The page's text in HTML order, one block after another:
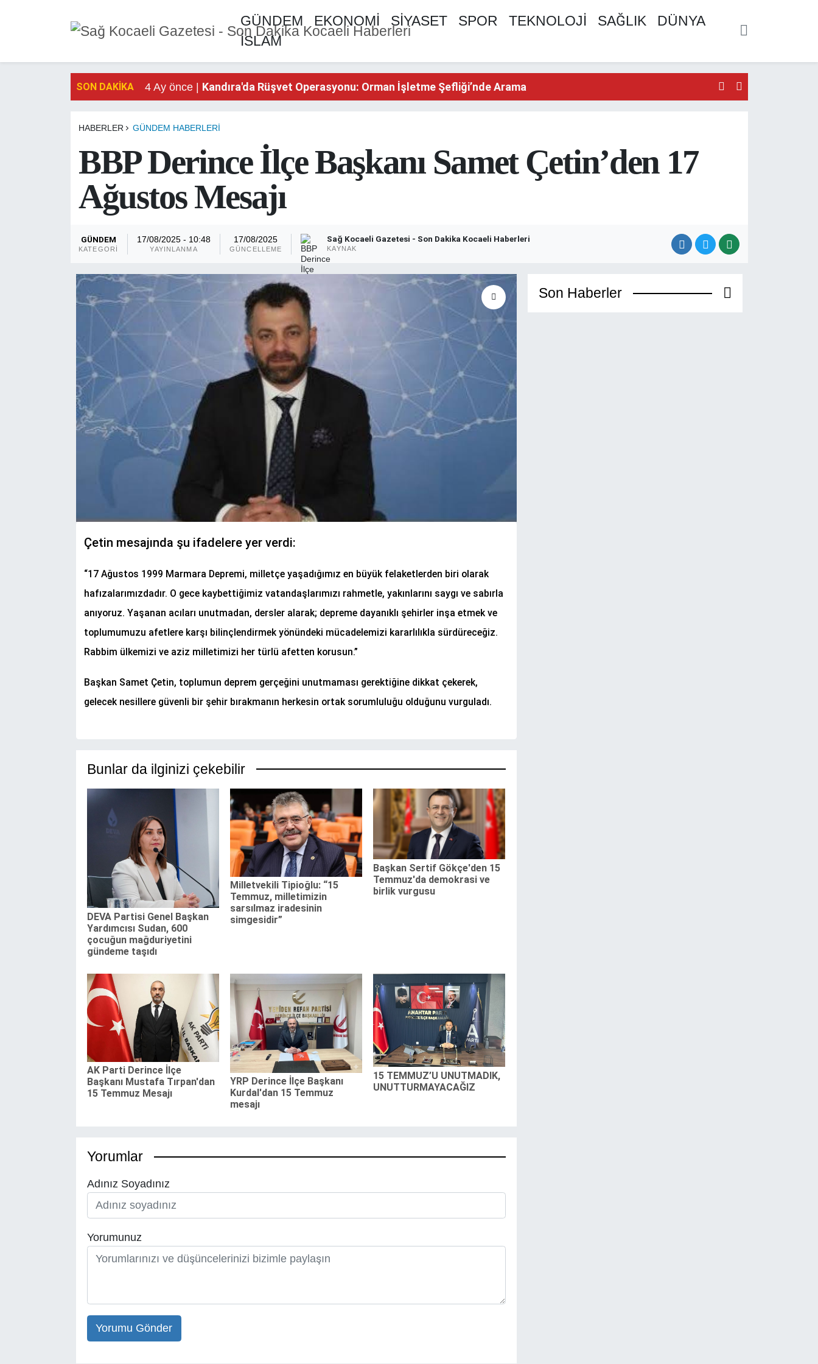
GÜNDEM EKONOMİ SİYASET SPOR TEKNOLOJİ SAĞLIK
DÜNYA
İSLAM
SON DAKIKA
4 Ay önce |Kandıra'da Rüşvet Operasyonu: Orman İşletme Şefliği’nde Arama
4 Ay önce | Kandıra'da Rüşvet Operasyonu: Orman İşletme Şefliği’nde Arama
HABERLER GÜNDEM HABERLERI
BBP Derince İlçe Başkanı Samet Çetin’den 17
Ağustos Mesajı
GÜNDEM
KATEGORI
17/08/2025 - 10:48
YAYINLANMA
17/08/2025
GÜNCELLEME
Sağ Kocaeli Gazetesi - Son Dakika Kocaeli Haberleri
KAYNAK
Çetin mesajında şu ifadelere yer verdi:
“17 Ağustos 1999 Marmara Depremi, milletçe yaşadığımız en büyük felaketlerden biri olarak
hafızalarımızdadır. O gece kaybettiğimiz vatandaşlarımızı rahmetle, yakınlarını saygı ve sabırla
anıyoruz. Yaşanan acıları unutmadan, dersler alarak; depreme dayanıklı şehirler inşa etmek ve
toplumumuzu afetlere karşı bilinçlendirmek yönündeki mücadelemizi kararlılıkla sürdüreceğiz.
Rabbim ülkemizi ve aziz milletimizi her türlü afetten korusun.”
Başkan Samet Çetin, toplumun deprem gerçeğini unutmaması gerektiğine dikkat çekerek,
gelecek nesillere güvenli bir şehir bırakmanın herkesin ortak sorumluluğu olduğunu vurguladı.
Bunlar da ilginizi çekebilir
DEVA Partisi Genel Başkan
Yardımcısı Sudan, 600
çocuğun mağduriyetini
gündeme taşıdı
Milletvekili Tipioğlu: “15
Temmuz, milletimizin
sarsılmaz iradesinin
simgesidir”
Başkan Sertif Gökçe'den 15
Temmuz'da demokrasi ve
birlik vurgusu
AK Parti Derince İlçe
Başkanı Mustafa Tırpan'dan
15 Temmuz Mesajı
YRP Derince İlçe Başkanı
Kurdal'dan 15 Temmuz
mesajı
15 TEMMUZ’U UNUTMADIK,
UNUTTURMAYACAĞIZ
Yorumlar
Adınız Soyadınız
Yorumunuz
Yorumu Gönder
Son Haberler
EKONOMİ
TEKNOLOJİ